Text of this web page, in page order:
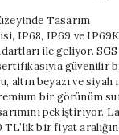
Tasarım
IP68, IP69 ve
ile geliyor.
güvenilir
altın beyazı ve
bir görünüm
pekiştiriyor.
bir fiyat